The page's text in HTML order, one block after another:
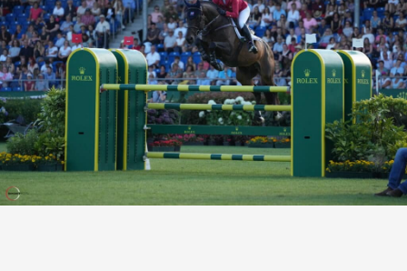
HENGSTE
DECKGELDER
VIDEOS
EU-STATION
ICSI
ALLGEMEINE GESCHÄFTSBEDINGUNGEN